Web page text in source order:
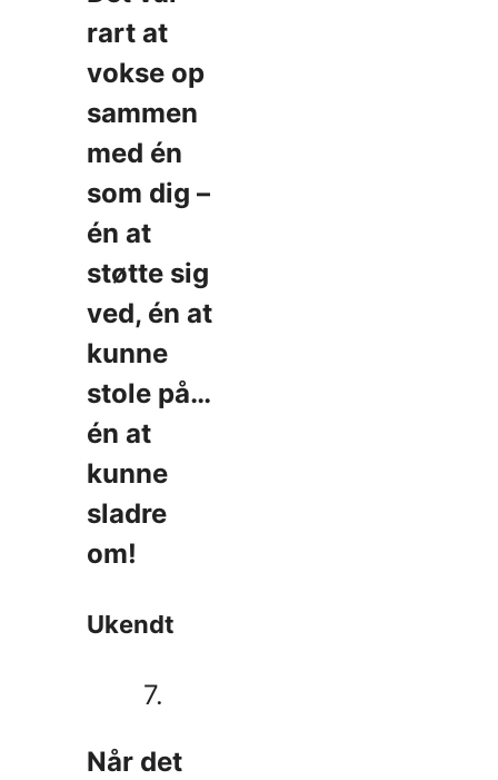
rart at
vokse op
sammen
med én
som dig –
én at
støtte sig
ved, én at
kunne
stole på…
én at
kunne
sladre
om!
Ukendt
7.
Når det